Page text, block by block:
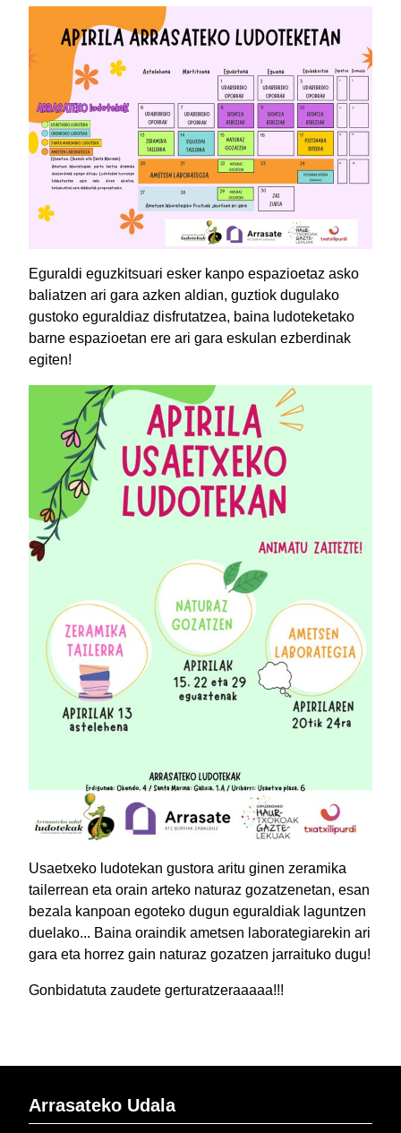
Eguraldi eguzkitsuari esker kanpo espazioetaz asko
baliatzen ari gara azken aldian, guztiok dugulako
gustoko eguraldiaz disfrutatzea, baina ludoteketako
barne espazioetan ere ari gara eskulan ezberdinak
egiten!
Usaetxeko ludotekan gustora aritu ginen zeramika
tailerrean eta orain arteko naturaz gozatzenetan, esan
bezala kanpoan egoteko dugun eguraldiak laguntzen
duelako... Baina oraindik ametsen laborategiarekin ari
gara eta horrez gain naturaz gozatzen jarraituko dugu!
Gonbidatuta zaudete gerturatzeraaaaa!!!
Arrasateko Udala